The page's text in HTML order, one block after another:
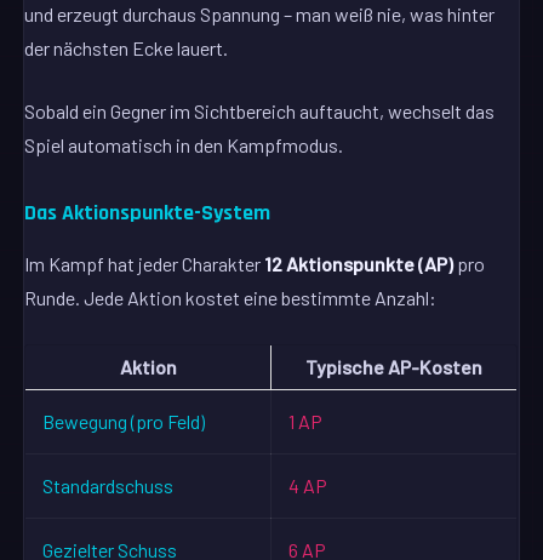
und erzeugt durchaus Spannung – man weiß nie, was hinter
der nächsten Ecke lauert.
Sobald ein Gegner im Sichtbereich auftaucht, wechselt das
Spiel automatisch in den Kampfmodus.
Das Aktionspunkte-System
Im Kampf hat jeder Charakter 12 Aktionspunkte (AP)pro
Runde. Jede Aktion kostet eine bestimmte Anzahl:
Aktion Typische AP-Kosten
Bewegung (pro Feld) 1 AP
Standardschuss 4 AP
Gezielter Schuss 6 AP